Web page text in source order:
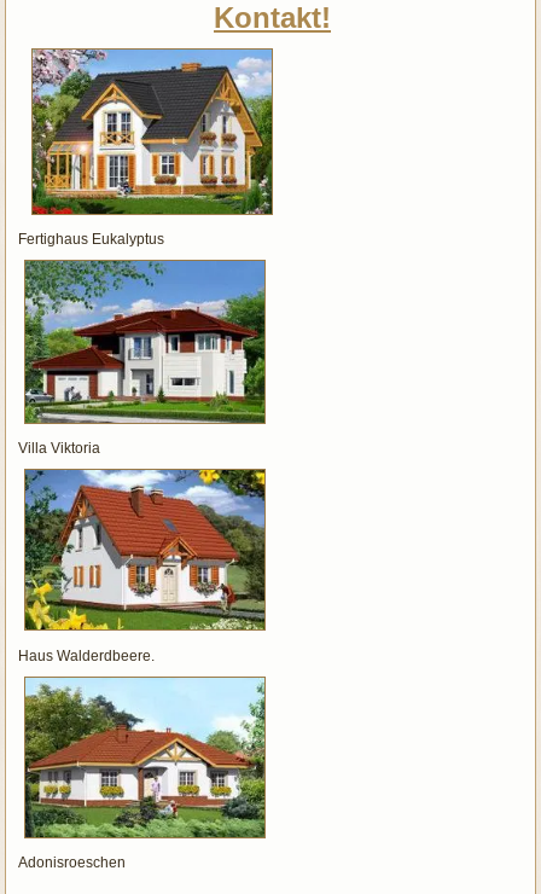
Kontakt!
Fertighaus Eukalyptus
Villa Viktoria
Haus Walderdbeere.
Adonisroeschen